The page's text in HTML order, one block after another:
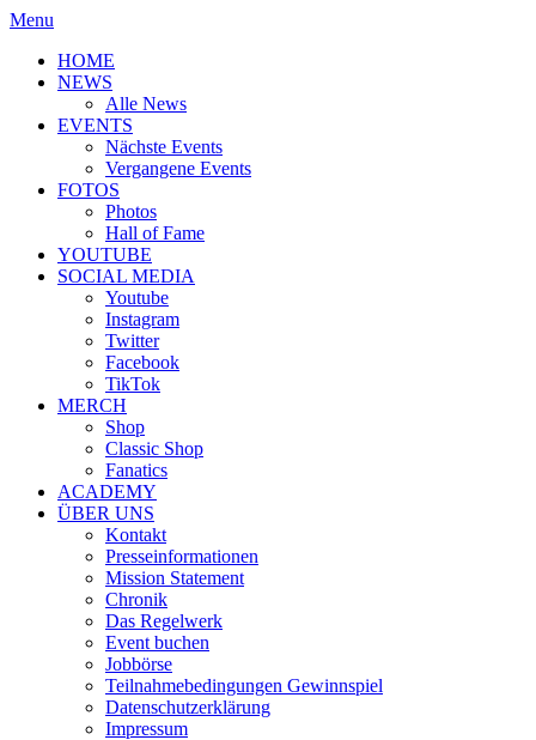
Menu
HOME
NEWS
Alle News
EVENTS
Nächste Events
Vergangene Events
FOTOS
Photos
Hall of Fame
YOUTUBE
SOCIAL MEDIA
Youtube
Instagram
Twitter
Facebook
TikTok
MERCH
Shop
Classic Shop
Fanatics
ACADEMY
ÜBER UNS
Kontakt
Presseinformationen
Mission Statement
Chronik
Das Regelwerk
Event buchen
Jobbörse
Teilnahmebedingungen Gewinnspiel
Datenschutzerklärung
Impressum